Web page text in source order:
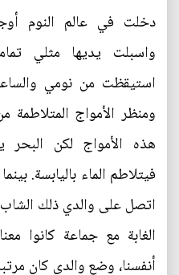
دخلت في عالم النوم
واسبلت يديها مثلي
استيقظت من نومي
ومنظر الأمواج
هذه الأمواج لكن البحر
فيتلاطم الماء باليابسة.
اتصل على والدي ذلك
الغابة مع جماعة كانوا
أنفسنا، وضع والدي كان